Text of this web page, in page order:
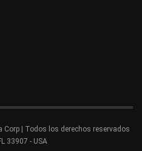
| Todos los derechos reservados
33907 - USA